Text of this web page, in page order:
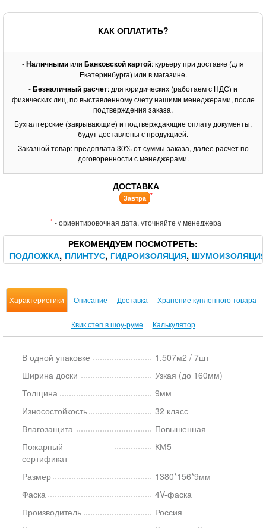
КАК ОПЛАТИТЬ?
-Наличнымиили Банковской картой: курьеру при доставке (для
Екатеринбурга) или в магазине.
-Безналичный расчет: для юридических (работаем с НДС) и
физических лиц, по выставленному счету нашими менеджерами, после
подтверждения заказа.
Бухгалтерские (закрывающие) и подтверждающие оплату документы,
будут доставлены с продукцией.
Заказной товар: предоплата 30% от суммы заказа, далее расчет по
договоренности с менеджерами.
ДОСТАВКА
Завтра *
* - ориентировочная дата, уточняйте у менеджера
РЕКОМЕНДУЕМ ПОСМОТРЕТЬ
ПОДЛОЖКА ПЛИНТУС ГИДРОИЗОЛЯЦИЯ ШУМОИЗОЛЯЦИЯ
Характеристики Описание Доставка Хранение купленного товара
Квик степ в шоу-руме Калькулятор
В одной упаковке
1.507м2 / 7шт
Ширина доски
Узкая (до 160мм)
Толщина
9мм
Износостойкость
32 класс
Влагозащита
Повышенная
Пожарный
сертификат
КМ5
Размер
1380*156*9мм
Фаска
4V-фаска
Производитель
Россия